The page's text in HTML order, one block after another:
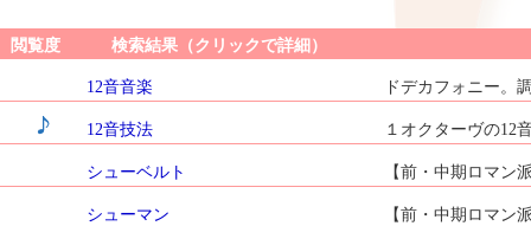
閲覧度 検索結果（クリックで詳細）
12音音楽 ドデカフォニー。
12音技法 １オクターヴの12
シューベルト 【前・中期ロマン
シューマン 【前・中期ロマン